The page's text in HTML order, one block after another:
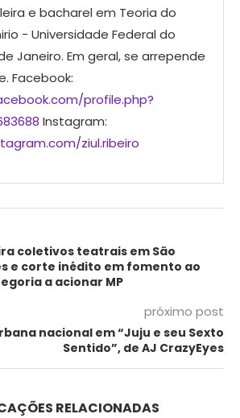
e bacharel em Teoria do
- Universidade Federal do
Janeiro. Em geral, se arrepende
Facebook:
profile.php?
Instagram:
ziul.ribeiro
coletivos teatrais em São
e corte inédito em fomento ao
a acionar MP
próximo post
nacional em “Juju e seu Sexto
Sentido”, de AJ CrazyEyes
RELACIONADAS